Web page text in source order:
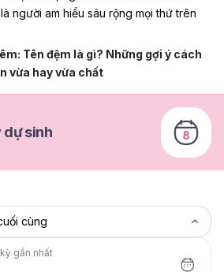
người am hiểu sâu rộng mọi thứ trên
Tên đệm là gì? Những gợi ý cách
vừa hay vừa chất
dự sinh
gần nhất